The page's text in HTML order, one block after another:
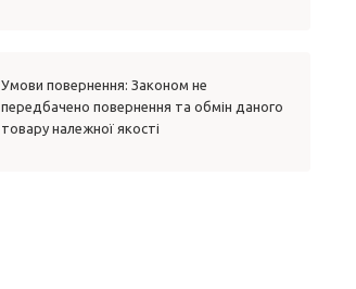
Законом не
передбачено повернення та обмін даного
товару належної якості